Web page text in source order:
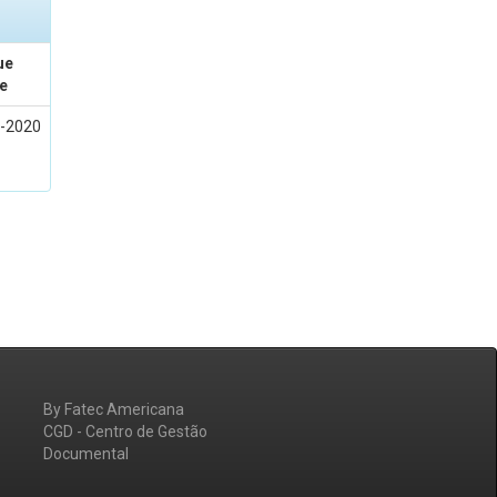
2020
By Fatec Americana
CGD - Centro de Gestão
Documental